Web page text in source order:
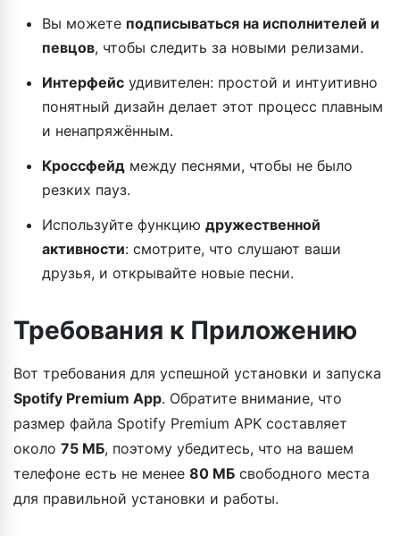
Вы можете подписываться на исполнителей и
певцов, чтобы следить за новыми релизами.
Интерфейс удивителен: простой и интуитивно
понятный дизайн делает этот процесс плавным
и ненапряжённым.
Кроссфейд между песнями, чтобы не было
резких пауз.
Используйте функцию дружественной
активности: смотрите, что слушают ваши
друзья, и открывайте новые песни.
Требования к Приложению
Вот требования для успешной установки и запуска
Spotify Premium App. Обратите внимание, что
размер файла Spotify Premium APK составляет
около 75 МБ, поэтому убедитесь, что на вашем
телефоне есть не менее 80 МБ свободного места
для правильной установки и работы.